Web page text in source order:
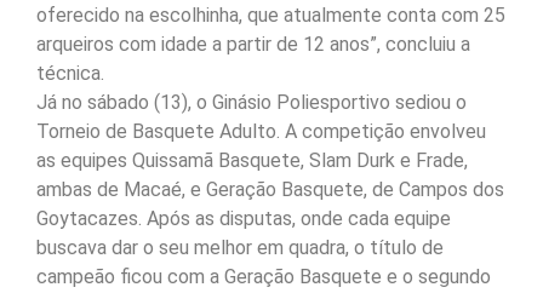
oferecido na escolhinha, que atualmente conta com 25
arqueiros com idade a partir de 12 anos”, concluiu a
técnica.
Já no sábado (13), o Ginásio Poliesportivo sediou o
Torneio de Basquete Adulto. A competição envolveu
as equipes Quissamã Basquete, Slam Durk e Frade,
ambas de Macaé, e Geração Basquete, de Campos dos
Goytacazes. Após as disputas, onde cada equipe
buscava dar o seu melhor em quadra, o título de
campeão ficou com a Geração Basquete e o segundo